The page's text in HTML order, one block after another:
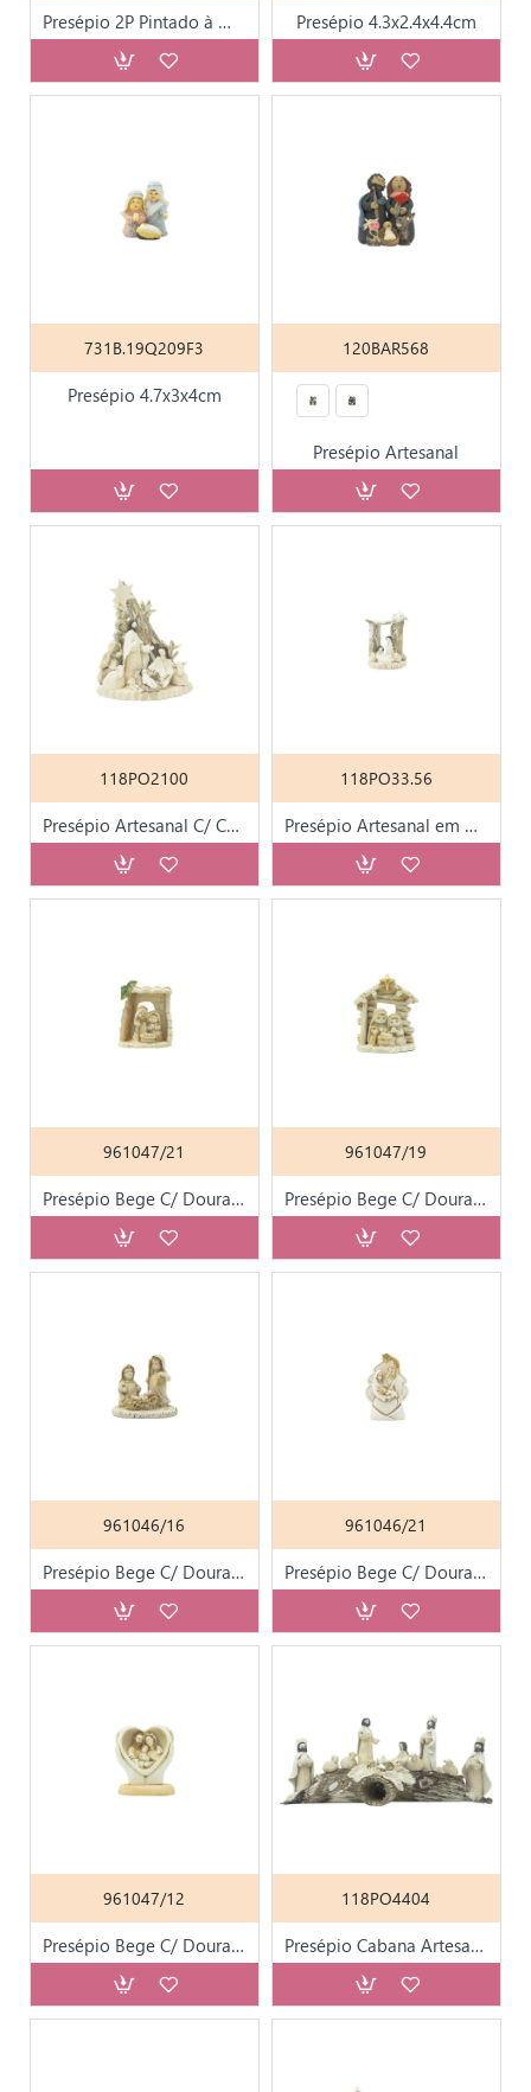
Presépio 2P Pintado à Mão 8.5x7x20cm Presépio 4.3x2.4x4.4cm
731B.19Q209F3
Presépio 4.7x3x4cm
120BAR568
Presépio Artesanal
118PO2100
Presépio Artesanal C/ Cabana Diversos Motivos
118PO33.56
Presépio Artesanal em Grês e Porcelana
961047/21
Presépio Bege C/ Dourado 10cm
961047/19
Presépio Bege C/ Dourado 10cm
961046/16
Presépio Bege C/ Dourado 7cm
961046/21
Presépio Bege C/ Dourado 9cm
961047/12
Presépio Bege C/ Dourado Mãos C/ Coração 8cm
118PO4404
Presépio Cabana Artesanal Grande Grês/ Porcelana